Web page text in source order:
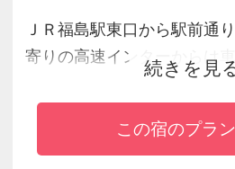
ＪＲ福島駅東口から駅前通
寄りの高速インターからは
アクセス。福島県庁や金融
島市大町の一画にあり、
観光やビジネスシーンの拠
続きを見
この宿のプラ